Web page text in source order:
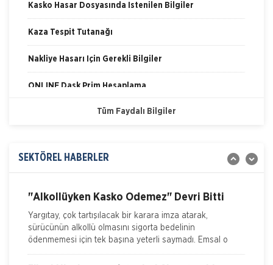
Kasko Hasar Dosyasında İstenilen Bilgiler
Kaza Tespit Tutanağı
Nakliye Hasarı İçin Gerekli Bilgiler
ONLİNE Dask Prim Hesaplama
Trafik Hasarı için Gerekli Bilgiler
Kasko Hasar Dosyasında İstenilen Bilgiler
Kaza Tespit Tutanağı
Nakliye Hasarı İçin Gerekli Bilgiler
Tüm Faydalı Bilgiler
SEKTÖREL HABERLER
Hale Geldi
İskenderun Sigorta Acenteleri Derneği (İSADER) Başkanı
Yasin Keleş, zorunlu trafik sigortası poliçelerinin sorunlu
Demirtaş, düzenledikleri 'Sigorta Sektörü Geleceğini
"Alkollüyken Kasko Ödemez" Devri Bitti
Yargıtay, çok tartışılacak bir karara imza atarak,
sürücünün alkollü olmasını sigorta bedelinin
ödenmemesi için tek başına yeterli saymadı. Emsal o